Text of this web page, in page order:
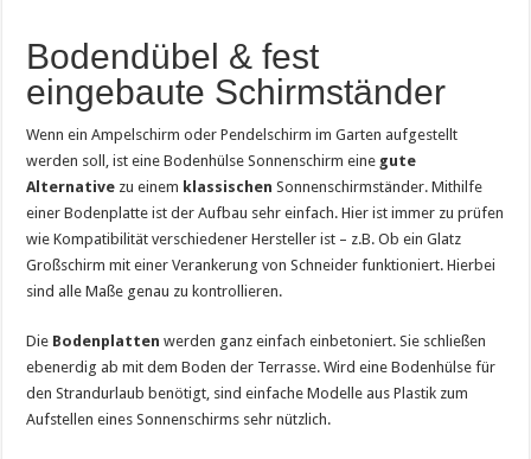
Bodendübel & fest
eingebaute Schirmständer
Wenn ein Ampelschirm oder Pendelschirm im Garten aufgestellt
werden soll, ist eine Bodenhülse Sonnenschirm eine gute
Alternative zu einem klassischen Sonnenschirmständer. Mithilfe
einer Bodenplatte ist der Aufbau sehr einfach. Hier ist immer zu prüfen
wie Kompatibilität verschiedener Hersteller ist – z.B. Ob ein Glatz
Großschirm mit einer Verankerung von Schneider funktioniert. Hierbei
sind alle Maße genau zu kontrollieren.
Die Bodenplatten werden ganz einfach einbetoniert. Sie schließen
ebenerdig ab mit dem Boden der Terrasse. Wird eine Bodenhülse für
den Strandurlaub benötigt, sind einfache Modelle aus Plastik zum
Aufstellen eines Sonnenschirms sehr nützlich.